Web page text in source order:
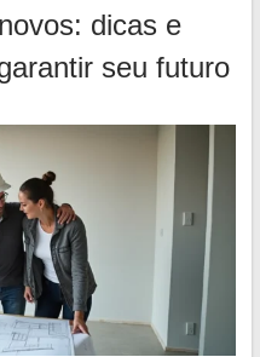
dicas e
seu futuro